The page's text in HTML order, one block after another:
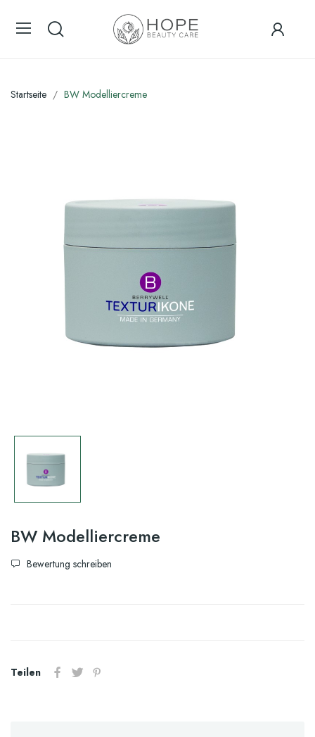
Startseite BW Modelliercreme
BW Modelliercreme
Bewertung schreiben
Teilen